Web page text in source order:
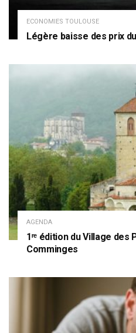
ECONOMIES TOULOUSE
Légère baisse des prix
AGENDA
1ʳᵉ édition du Village des
Comminges